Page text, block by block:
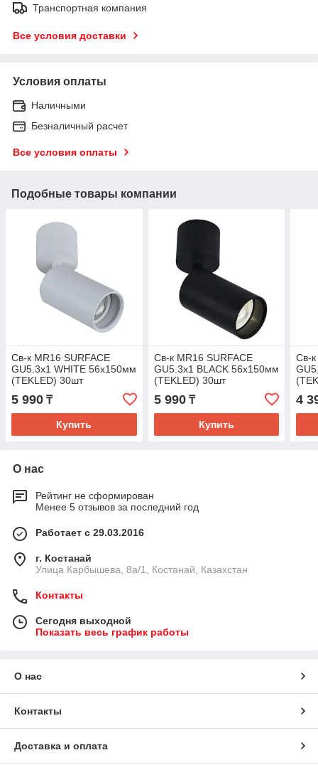
Транспортная компания
Все условия доставки
Условия оплаты
Наличными
Безналичный расчет
Все условия оплаты
Подобные товары компании
Св-к MR16 SURFACE
GU5.3x1 WHITE 56x150мм
(TEKLED) 30шт
5 990 ₸
Купить
Св-к MR16 SURFACE
GU5.3x1 BLACK 56x150мм
(TEKLED) 30шт
5 990₸
Купить
Св-к
4
О нас
Рейтинг не сформирован
Менее 5 отзывов за последний год
Работает с 29.03.2016
г. Костанай
Улица Карбышева, 8а/1, Костанай, Казахстан
Контакты
Сегодня выходной
Показать весь график работы
О нас
Контакты
Доставка и оплата